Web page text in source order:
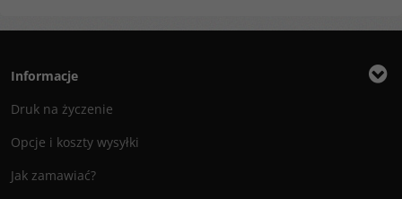
Informacje
Druk na życzenie
Opcje i koszty wysyłki
Jak zamawiać?